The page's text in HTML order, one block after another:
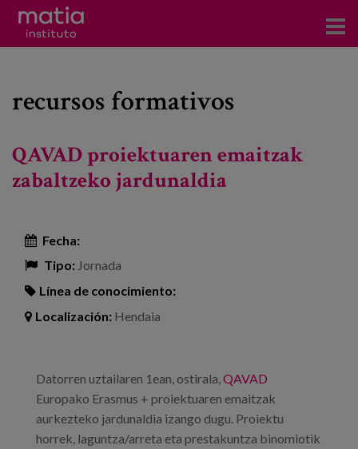
Investigación
Participación en foros
Formación
Noticias
Prensa
recursos formativos
QAVAD proiektuaren emaitzak
zabaltzeko jardunaldia
Fecha:
Tipo: Jornada
Línea de conocimiento:
Localización: Hendaia
Datorren uztailaren 1ean, ostirala, QAVAD
Europako Erasmus + proiektuaren emaitzak
aurkezteko jardunaldia izango dugu. Proiektu
horrek, laguntza/arreta eta prestakuntza binomiotik